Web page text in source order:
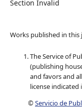
Section Invalid
Works published in
The Service of
(publishing
and favors and
license indicated
©Servicio de